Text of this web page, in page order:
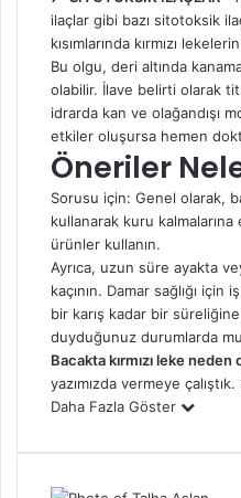
ilaçlar gibi bazı sitotoksik
kısımlarında kırmızı
Bu olgu, deri altında
olabilir. İlave belirti olarak
idrarda kan ve olağandışı
etkiler oluşursa hemen
Öneriler
Sorusu için: Genel olarak,
kullanarak kuru
ürünler kullanın.
Ayrıca, uzun süre ayakta
kaçının. Damar sağlığı için
bir karış kadar bir
duyduğunuz durumlarda
Bacakta kırmızı leke neden
yazımızda vermeye
Daha Fazla Göster